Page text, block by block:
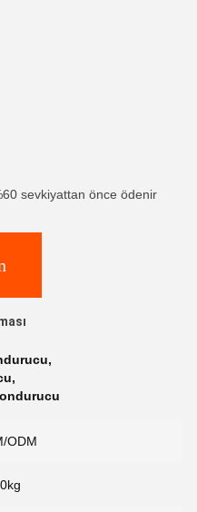
sevkiyattan önce ödenir
,
,
ODM